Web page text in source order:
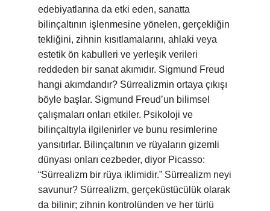
edebiyatlarına da etki eden, sanatta
bilinçaltının işlenmesine yönelen, gerçekliğin
tekliğini, zihnin kısıtlamalarını, ahlaki veya
estetik ön kabulleri ve yerleşik verileri
reddeden bir sanat akımıdır. Sigmund Freud
hangi akımdandır? Sürrealizmin ortaya çıkışı
böyle başlar. Sigmund Freud’un bilimsel
çalışmaları onları etkiler. Psikoloji ve
bilinçaltıyla ilgilenirler ve bunu resimlerine
yansıtırlar. Bilinçaltının ve rüyaların gizemli
dünyası onları cezbeder, diyor Picasso:
“Sürrealizm bir rüya iklimidir.” Sürrealizm neyi
savunur? Sürrealizm, gerçeküstücülük olarak
da bilinir; zihnin kontrolünden ve her türlü